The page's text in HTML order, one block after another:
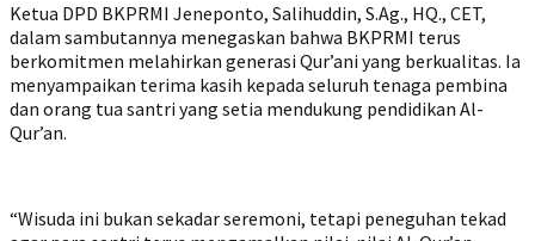
Ketua DPD BKPRMI Jeneponto, Salihuddin, S.Ag., HQ., CET,
dalam sambutannya menegaskan bahwa BKPRMI terus
berkomitmen melahirkan generasi Qur’ani yang berkualitas. Ia
menyampaikan terima kasih kepada seluruh tenaga pembina
dan orang tua santri yang setia mendukung pendidikan Al-
Qur’an.
“Wisuda ini bukan sekadar seremoni, tetapi peneguhan tekad